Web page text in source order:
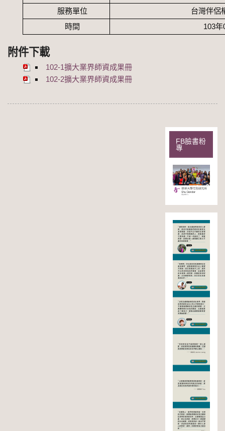
服務單位
台灣伴侶
時間
103年
附件下載
102-1擴大業界師資成果冊
102-2擴大業界師資成果冊
FB臉書粉
專